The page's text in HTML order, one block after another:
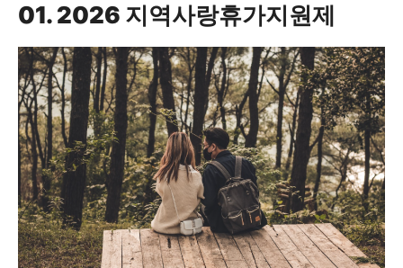
01. 2026 지역사랑휴가지원제